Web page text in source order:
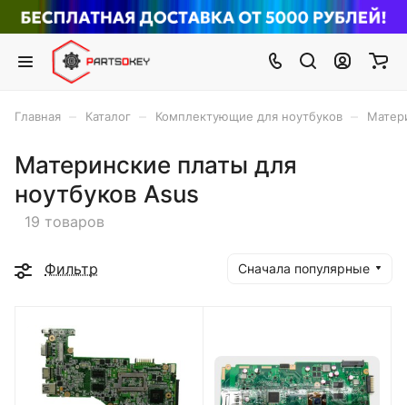
Главная Каталог Комплектующие для ноутбуков
Материнские платы для
ноутбуков Asus
19 товаров
Фильтр Сначала популярные